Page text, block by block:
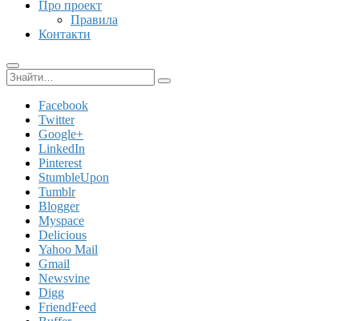
Про проект
Правила
Контакти
Пошук:
Facebook
Twitter
Google+
LinkedIn
Pinterest
StumbleUpon
Tumblr
Blogger
Myspace
Delicious
Yahoo Mail
Gmail
Newsvine
Digg
FriendFeed